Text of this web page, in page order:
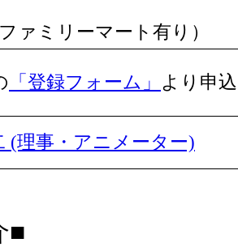
ファミリーマート有り）
「登録フォーム」 より申
(理事・アニメーター)
■